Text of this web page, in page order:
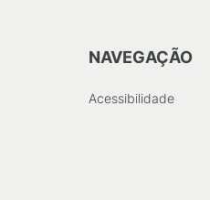
NAVEGAÇÃO
Acessibilidade